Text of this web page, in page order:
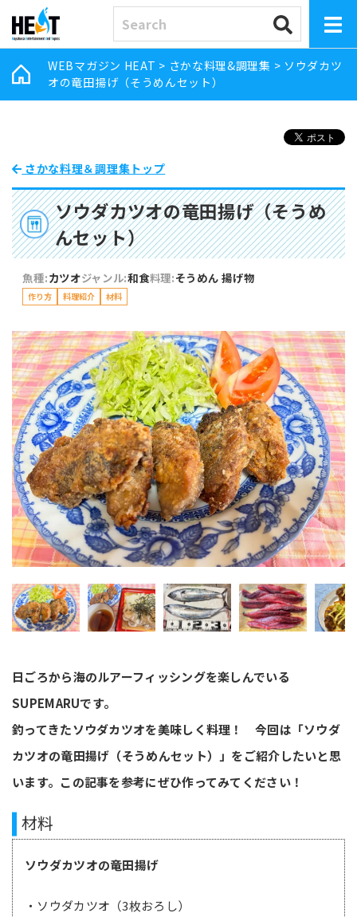
WEBマガジン HEAT > さかな料理&調理集 > ソウダカツ
オの竜田揚げ（そうめんセット）
さかな料理＆調理集トップ
ソウダカツオの竜田揚げ（そうめ
んセット）
魚種:カツオジャンル:和食料理:そうめん 揚げ物
作り方 料理紹介 材料
日ごろから海のルアーフィッシングを楽しんでいる
SUPEMARUです。
釣ってきたソウダカツオを美味しく料理！ 今回は「ソウダ
カツオの竜田揚げ（そうめんセット）」をご紹介したいと思
います。この記事を参考にぜひ作ってみてください！
材料
ソウダカツオの竜田揚げ
・ソウダカツオ（3枚おろし）